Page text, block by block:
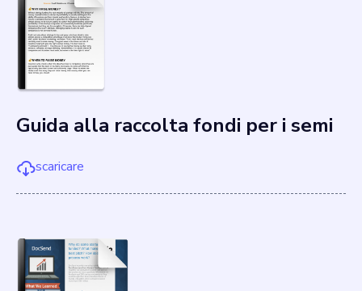
Guida alla raccolta fondi per i semi
scaricare